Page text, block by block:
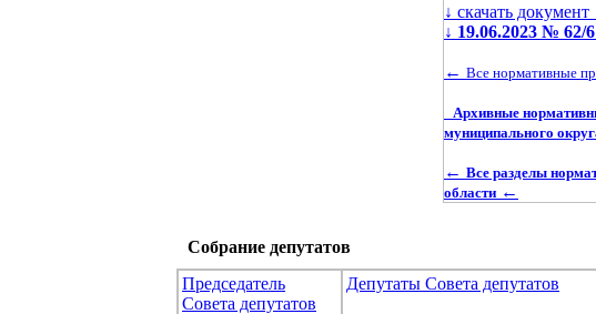
↓ скачать документ
↓ 19.06.2023 № 62/
← Все нормативные
Архивные
муниципального
← Все разделы
области ←
Собрание депутатов
Председатель
Совета депутатов
Депутаты Совета депутатов